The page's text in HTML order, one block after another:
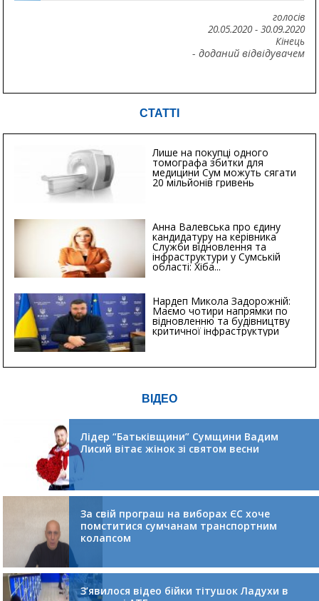
голосів
20.05.2020- 30.09.2020
Кінець
- доданий відвідувачем
СТАТТІ
Лише на покупці одного
томографа збитки для
медицини Сум можуть сягати
20 мільйонів гривень
Анна Валевська про єдину
кандидатуру на керівника
Служби відновлення та
інфраструктури у Сумській
області: Хіба...
Нардеп Микола Задорожній:
Маємо чотири напрямки по
відновленню та будівництву
критичної інфраструктури
ВІДЕО
Лідер “Батьківщини” Сумщини Вадим
Лисий вітає жінок зі святом весни
За свій програш на виборах ЄС хоче
помститися сумчанам транспортним
колапсом
З’явилося відео бійки тітушок Ладухи в